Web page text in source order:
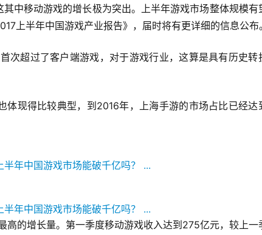
移动游戏的增长极为突出。上半年游戏市场整体规模有
上半年中国游戏产业报告》，届时将有更详细的信息公布。
超过了客户端游戏，对于游戏行业，这算是具有历史转
现得比较典型，到2016年，上海手游的市场占比已经达
的增长量。第一季度移动游戏收入达到275亿元，较上一